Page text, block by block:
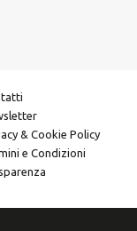
& Cookie Policy
e Condizioni